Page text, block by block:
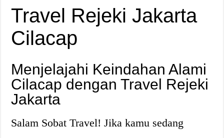
Travel Rejeki Jakarta
Cilacap
Menjelajahi Keindahan Alami
Cilacap dengan Travel Rejeki
Jakarta
Salam Sobat Travel! Jika kamu sedang